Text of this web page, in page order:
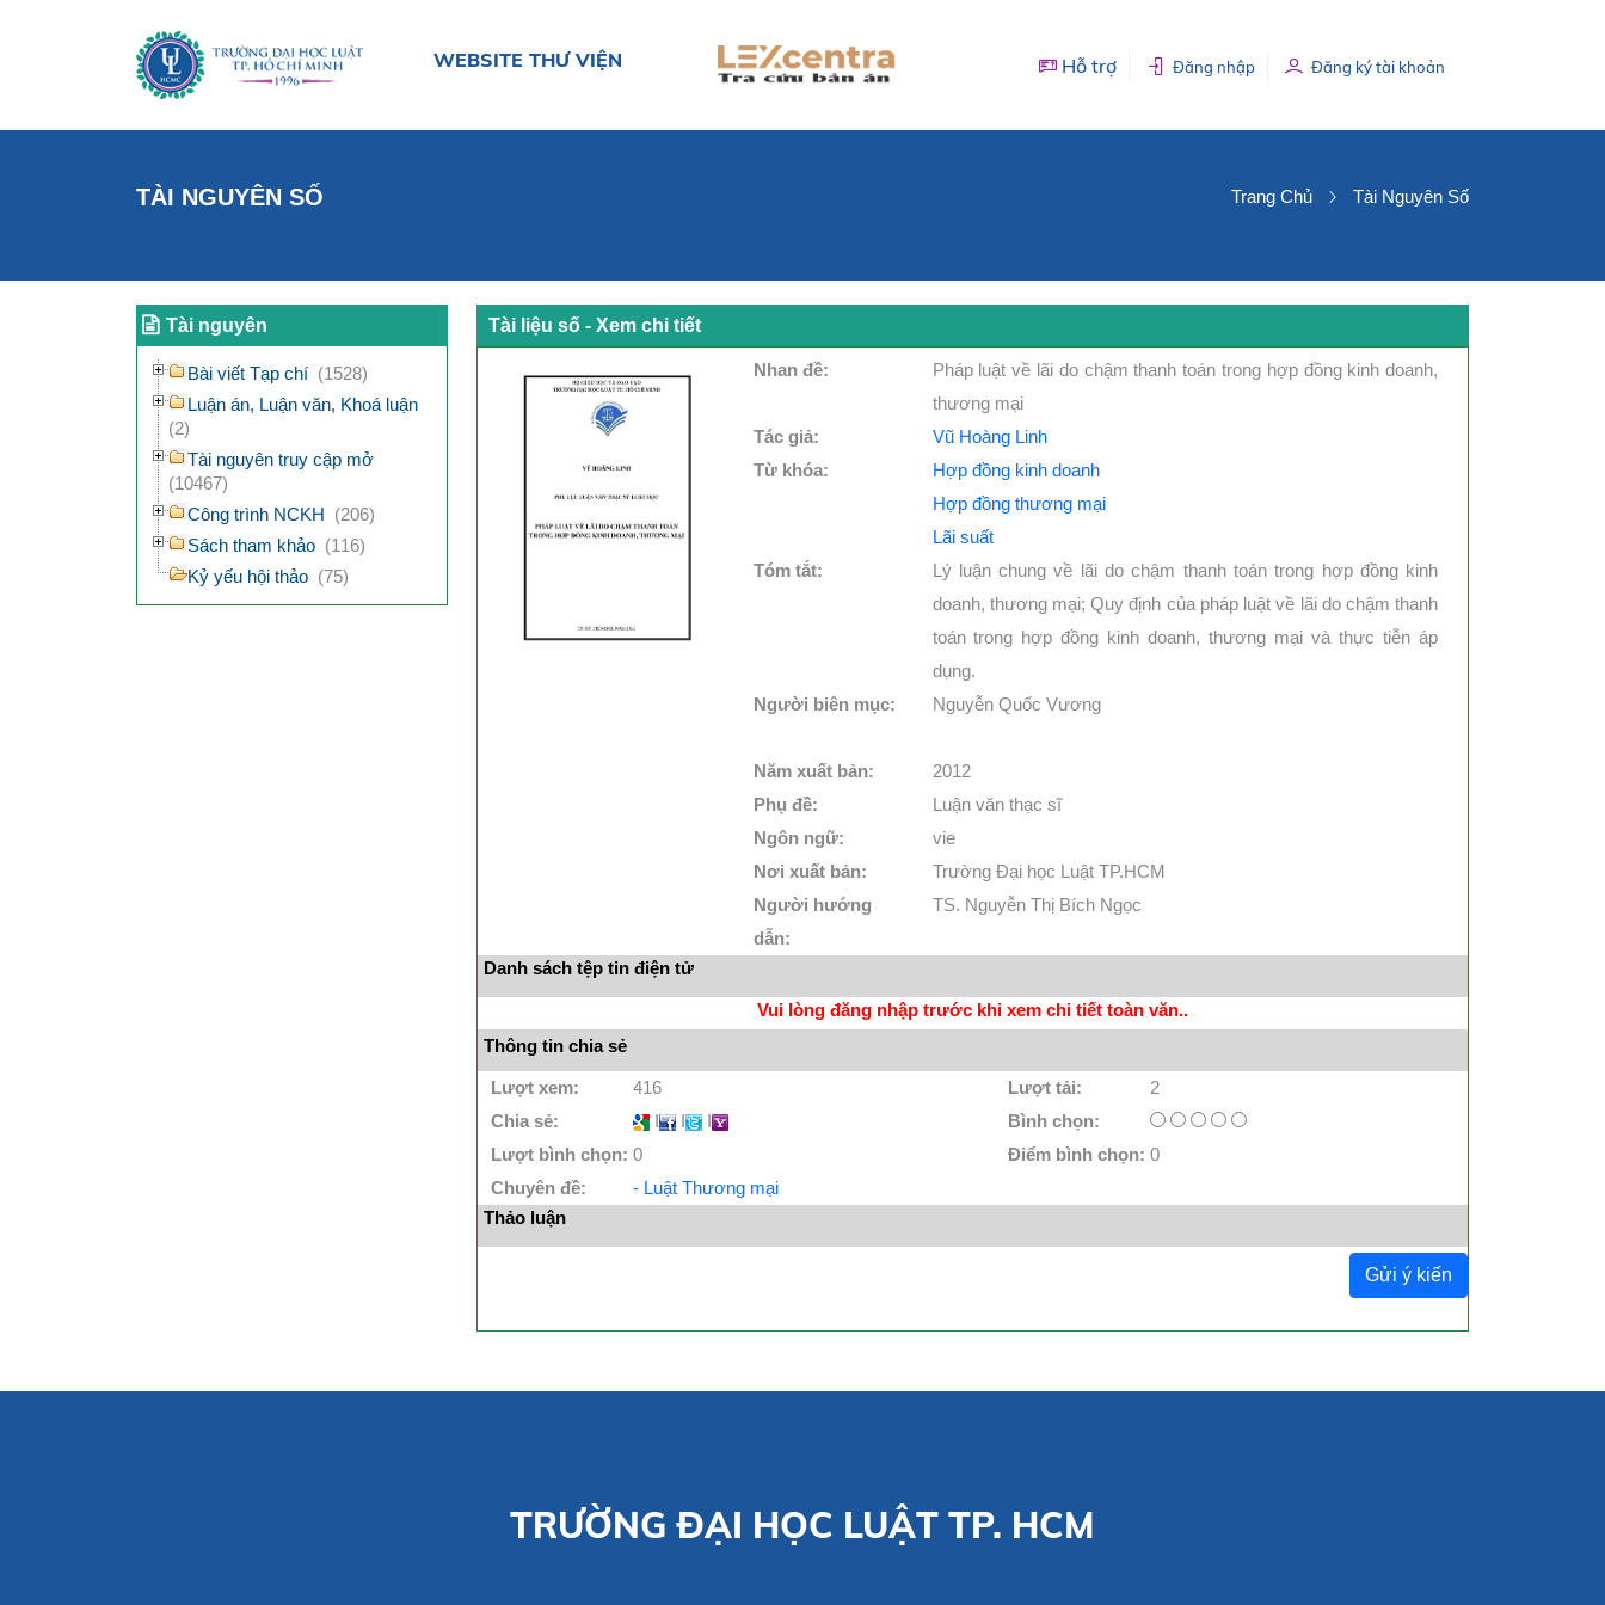
WEBSITE THƯ VIỆN Hỗ trợ Đăng nhập Đăng ký tài khoản
TÀI NGUYÊN SỐ Trang Chủ Tài Nguyên Số
Tài nguyên
Bài viết Tạp chí (1528)
Luận án, Luận văn, Khoá luận
(2)
Tài nguyên truy cập mở
(10467)
Công trình NCKH (206)
Sách tham khảo (116)
Kỷ yếu hội thảo (75)
Tài liệu số - Xem chi tiết
Nhan đề:
Pháp luật về lãi do chậm thanh toán trong hợp đồng kinh doanh,
thương mại
Tác giả:
Vũ Hoàng Linh
Từ khóa:
Hợp đồng kinh doanh
Hợp đồng thương mại
Lãi suất
Tóm tắt:
Lý luận chung về lãi do chậm thanh toán trong hợp đồng kinh
doanh, thương mại; Quy định của pháp luật về lãi do chậm thanh
toán trong hợp đồng kinh doanh, thương mại và thực tiễn áp
dụng.
Người biên mục:
Nguyễn Quốc Vương
Năm xuất bản:
2012
Phụ đề:
Luận văn thạc sĩ
Ngôn ngữ:
vie
Nơi xuất bản:
Trường Đại học Luật TP.HCM
Người hướng
dẫn:
TS. Nguyễn Thị Bích Ngọc
Danh sách tệp tin điện tử
Vui lòng đăng nhập trước khi xem chi tiết toàn văn..
Thông tin chia sẻ
Lượt xem: 416 Lượt tải:
2
Chia sẻ:
I I I
Bình chọn:
Lượt bình chọn: 0 Điểm bình chọn: 0
Chuyên đề:
- Luật Thương mại
Thảo luận
Gửi ý kiến
TRƯỜNG ĐẠI HỌC LUẬT TP. HCM